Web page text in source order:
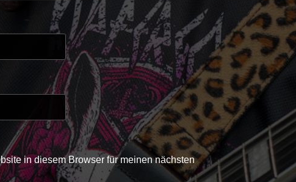
in diesem Browser für meinen nächsten